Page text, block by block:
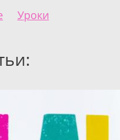
Уроки